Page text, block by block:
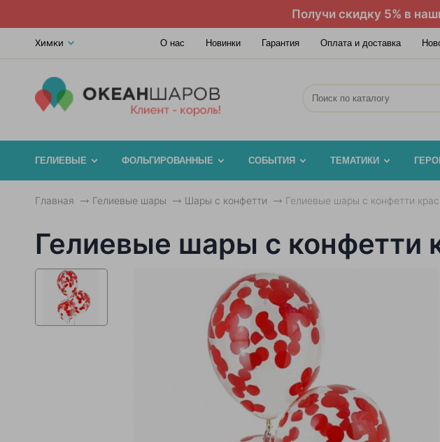
Получи скидку 5% в
Химки О нас Новинки Гарантия Оплата и доставка
ГЕЛИЕВЫЕ ФОЛЬГИРОВАННЫЕ СОБЫТИЯ ТЕМАТИКИ
Главная Гелиевые шары Шары с конфетти Гелиевые шары с конфетти
Гелиевые шары с конфетти